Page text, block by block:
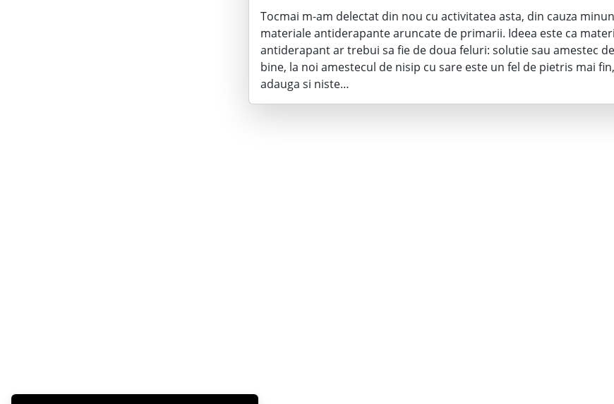
Tocmai m-am delectat din nou cu activitatea asta, din cauza
materiale antiderapante aruncate de primarii. Ideea este ca
antiderapant ar trebui sa fie de doua feluri: solutie sau amestec
bine, la noi amestecul de nisip cu sare este un fel de pietris mai
adauga si niste…